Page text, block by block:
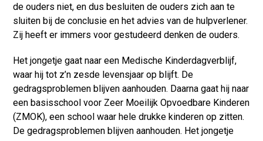
de ouders niet, en dus besluiten de ouders zich aan te
sluiten bij de conclusie en het advies van de hulpverlener.
Zij heeft er immers voor gestudeerd denken de ouders.
Het jongetje gaat naar een Medische Kinderdagverblijf,
waar hij tot z’n zesde levensjaar op blijft. De
gedragsproblemen blijven aanhouden. Daarna gaat hij naar
een basisschool voor Zeer Moeilijk Opvoedbare Kinderen
(ZMOK), een school waar hele drukke kinderen op zitten.
De gedragsproblemen blijven aanhouden. Het jongetje